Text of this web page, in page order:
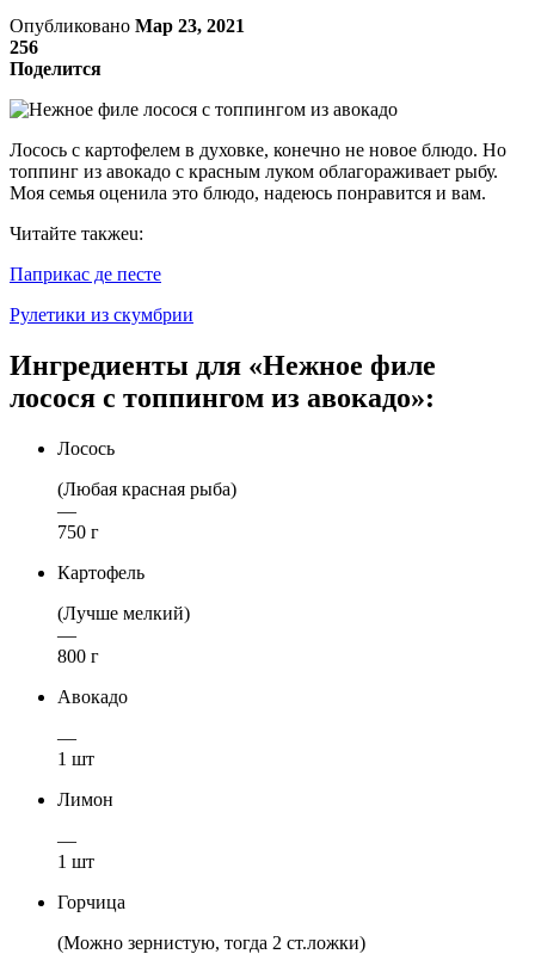
Опубликовано Мар 23, 2021
256
Поделится
Лосось с картофелем в духовке, конечно не новое блюдо. Но
топпинг из авокадо с красным луком облагораживает рыбу.
Моя семья оценила это блюдо, надеюсь понравится и вам.
Читайте такжеu:
Паприкас де песте
Рулетики из скумбрии
Ингредиенты для «Нежное филе
лосося с топпингом из авокадо»:
Лосось
(Любая красная рыба)
—
750 г
Картофель
(Лучше мелкий)
—
800 г
Авокадо
—
1 шт
Лимон
—
1 шт
Горчица
(Можно зернистую, тогда 2 ст.ложки)